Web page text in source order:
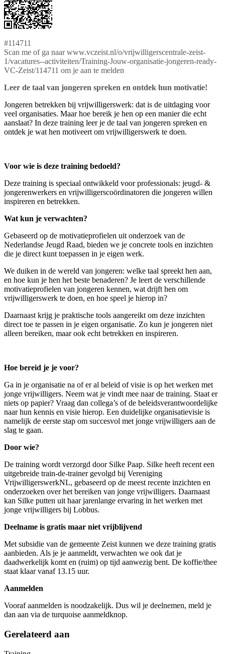
#114711
Scan me of ga naar www.vczeist.nl/o/vrijwilligerscentrale-zeist-
1/vacatures--activiteiten/Training-Jouw-organisatie-jongeren-ready-
VC-Zeist/114711 om je aan te melden
Leer de taal van jongeren spreken en ontdek hun motivatie!
Jongeren betrekken bij vrijwilligerswerk: dat is de uitdaging voor
veel organisaties. Maar hoe bereik je hen op een manier die echt
aanslaat? In deze training leer je de taal van jongeren spreken en
ontdek je wat hen motiveert om vrijwilligerswerk te doen.
Voor wie is deze training bedoeld?
Deze training is speciaal ontwikkeld voor professionals: jeugd- &
jongerenwerkers en vrijwilligerscoördinatoren die jongeren willen
inspireren en betrekken.
Wat kun je verwachten?
Gebaseerd op de motivatieprofielen uit onderzoek van de
Nederlandse Jeugd Raad, bieden we je concrete tools en inzichten
die je direct kunt toepassen in je eigen werk.
We duiken in de wereld van jongeren: welke taal spreekt hen aan,
en hoe kun je hen het beste benaderen? Je leert de verschillende
motivatieprofielen van jongeren kennen, wat drijft hen om
vrijwilligerswerk te doen, en hoe speel je hierop in?
Daarnaast krijg je praktische tools aangereikt om deze inzichten
direct toe te passen in je eigen organisatie. Zo kun je jongeren niet
alleen bereiken, maar ook echt betrekken en inspireren.
Hoe bereid je je voor?
Ga in je organisatie na of er al beleid of visie is op het werken met
jonge vrijwilligers. Neem wat je vindt mee naar de training. Staat er
niets op papier? Vraag dan collega’s of de beleidsverantwoordelijke
naar hun kennis en visie hierop. Een duidelijke organisatievisie is
namelijk de eerste stap om succesvol met jonge vrijwilligers aan de
slag te gaan.
Door wie?
De training wordt verzorgd door Silke Paap. Silke heeft recent een
uitgebreide train-de-trainer gevolgd bij Vereniging
VrijwilligerswerkNL, gebaseerd op de meest recente inzichten en
onderzoeken over het bereiken van jonge vrijwilligers. Daarnaast
kan Silke putten uit haar jarenlange ervaring in het werken met
jonge vrijwilligers bij Lobbus.
Deelname is gratis maar niet vrijblijvend
Met subsidie van de gemeente Zeist kunnen we deze training gratis
aanbieden. Als je je aanmeldt, verwachten we ook dat je
daadwerkelijk komt en (ruim) op tijd aanwezig bent. De koffie/thee
staat klaar vanaf 13.15 uur.
Aanmelden
Vooraf aanmelden is noodzakelijk. Dus wil je deelnemen, meld je
dan aan via de turquoise aanmeldknop.
Gerelateerd aan